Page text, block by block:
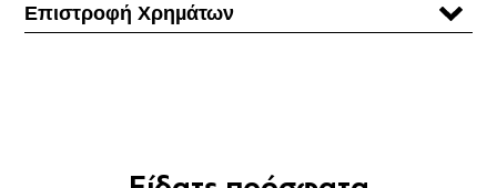
Επιστροφή Χρηµάτων